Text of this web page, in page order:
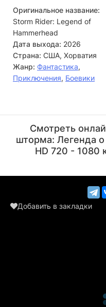
Оригинальное название:
Storm Rider: Legend of
Hammerhead
Дата выхода: 2026
Страна: США, Хорватия
Жанр: Фантастика,
Приключения, Боевики
(Dida)
Смотреть
шторма: Легенда
HD 720 - 1080
Добавить в закладки